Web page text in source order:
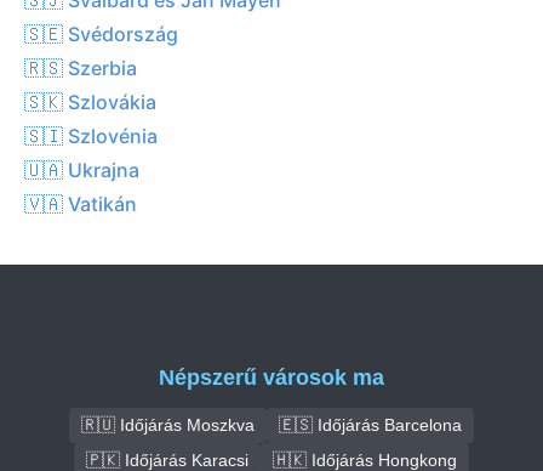
🇸🇪 Svédország
🇷🇸 Szerbia
🇸🇰 Szlovákia
🇸🇮 Szlovénia
🇺🇦 Ukrajna
🇻🇦 Vatikán
Népszerű városok ma
🇷🇺 Időjárás Moszkva
🇪🇸 Időjárás Barcelona
🇵🇰 Időjárás Karacsi
🇭🇰 Időjárás Hongkong